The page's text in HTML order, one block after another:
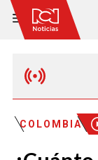
COLOMBIA